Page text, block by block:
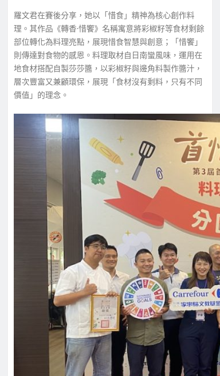
羅文君在賽後分享，她以「惜食」精神為核心創作料
理。其作品《轉香·惜饗》名稱寓意將彩椒籽等食材剩餘
部位轉化為料理亮點，展現惜食智慧與創意；「惜饗」
則傳達對食物的感恩。料理取材自日南蠻風味，運用在
地食材搭配自製莎莎醬，以彩椒籽與邊角料製作醬汁，
層次豐富又兼顧環保，展現「食材沒有剩料，只有不同
價值」的理念。